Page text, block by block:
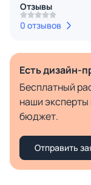
Отзывы
0 отзывов
Есть дизайн-
Бесплатный
наши эксперты
бюджет.
Отправить